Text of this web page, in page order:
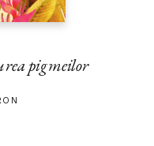
pigmeilor